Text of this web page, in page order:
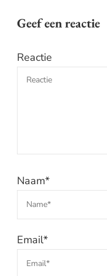
Geef een reactie
Reactie
Naam*
Email*